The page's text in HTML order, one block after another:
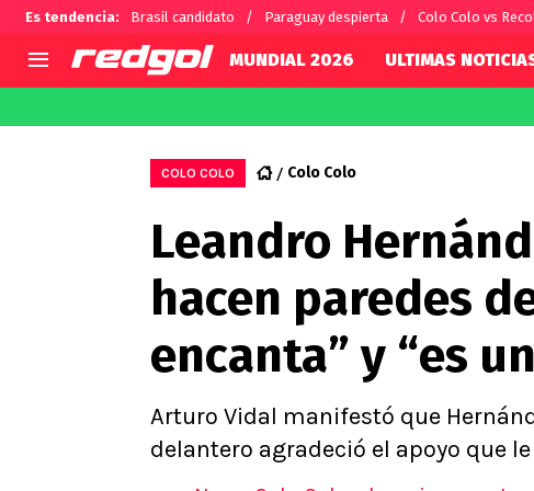
Es tendencia: Brasil candidato Paraguay despierta Colo Colo vs
Selección Chilena
U de Chile
U Católica
Campeonato Nacional
Primera B
Segunda División
Copa Chile
Supercopa Chile
Campeonato Femenino
Alexis
Carlos
Chilenos
MUNDIAL 2026 ULTIMAS
COLO COLO Colo Colo
Leandro
hacen paredes
encanta” y “es
Arturo Vidal manifestó que
delantero agradeció el apoyo que